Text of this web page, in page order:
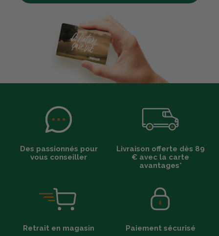
Des passionnés pour
vous conseiller
Livraison offerte dès 89
€ avec la carte
avantages*
Retrait en magasin Paiement sécurisé